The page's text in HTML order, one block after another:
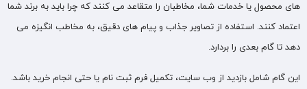
های محصول یا خدمات شما، مخاطبان را متقاعد می ‌کنند که چرا باید به برند شما
اعتماد کنند. استفاده از تصاویر جذاب و پیام های دقیق، به مخاطب انگیزه می
‌دهد تا گام بعدی را بردارد.
این گام شامل بازدید از وب ‌سایت، تکمیل فرم ثبت ‌نام یا حتی انجام خرید باشد.